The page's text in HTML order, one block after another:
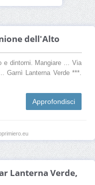
dell'Alto
e dintorni. Mangiare ... Via
Garnì Lanterna Verde ***.
Approfondisci
Lanterna Verde,